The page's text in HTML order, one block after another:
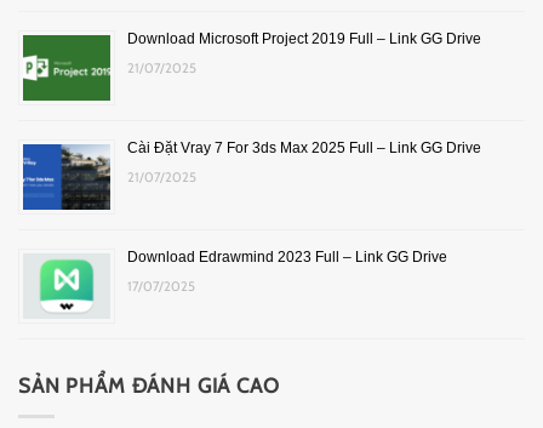
Download Microsoft Project 2019 Full – Link GG Drive
21/07/2025
Cài Đặt Vray 7 For 3ds Max 2025 Full – Link GG Drive
21/07/2025
Download Edrawmind 2023 Full – Link GG Drive
17/07/2025
SẢN PHẨM ĐÁNH GIÁ CAO